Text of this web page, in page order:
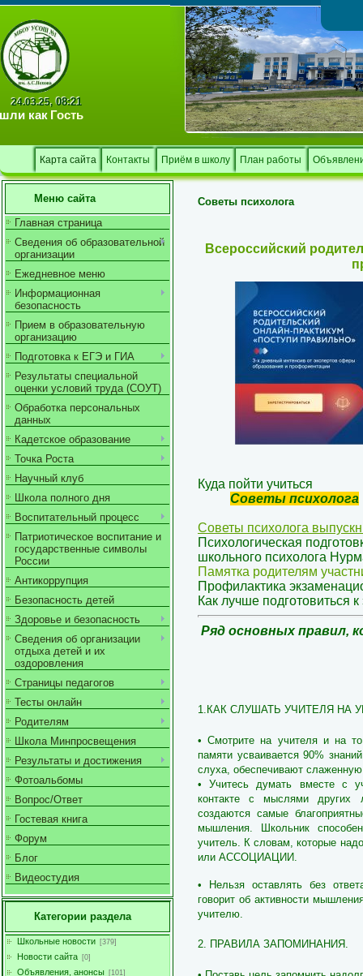
24.03.25, 08:21
как Гость
Карта сайта Контакты Приём в школу План работы
Меню сайта
Главная страница
Сведения об образовательной
организации
Ежедневное меню
Информационная
безопасность
Прием в образовательную
организацию
Подготовка к ЕГЭ и ГИА
Результаты специальной
оценки условий труда (СОУТ)
Обработка персональных
данных
Кадетское образование
Точка Роста
Научный клуб
Школа полного дня
Воспитательный процесс
Патриотическое воспитание и
государственные символы
России
Антикоррупция
Безопасность детей
Здоровье и безопасность
Сведения об организации
отдыха детей и их
оздоровления
Страницы педагогов
Тесты онлайн
Родителям
Школа Минпросвещения
Результаты и достижения
Фотоальбомы
Вопрос/Ответ
Гостевая книга
Форум
Блог
Видеостудия
Категории раздела
Школьные новости [379]
Новости сайта [0]
Объявления, анонсы [101]
Советы психолога
Всероссийский
Куда пойти учиться
Советы психолога
Советы психолога
Психологическая
школьного психолога
Памятка родителям
Профилактика
Как лучше подготовиться
Ряд основных правил,
1.КАК СЛУШАТЬ УЧИТЕЛЯ НА
• Смотрите на учителя и на
памяти усваивается 90%
слуха, обеспечивают
• Учитесь думать вместе с
контакте с мыслями других
создаются самые
мышления. Школьник
учитель. К словам, которые
или АССОЦИАЦИИ.
• Нельзя оставлять без
говорит об активности
учителю.
2. ПРАВИЛА ЗАПОМИНАНИЯ.